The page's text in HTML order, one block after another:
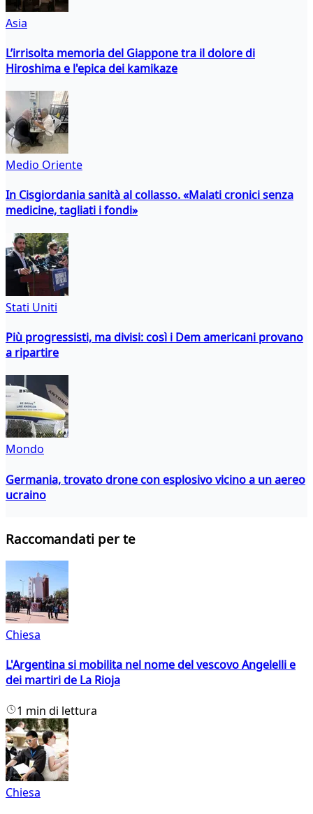
Asia
L’irrisolta memoria del Giappone tra il dolore di
Hiroshima e l'epica dei kamikaze
Medio Oriente
In Cisgiordania sanità al collasso. «Malati cronici senza
medicine, tagliati i fondi»
Stati Uniti
Più progressisti, ma divisi: così i Dem americani provano
a ripartire
Mondo
Germania, trovato drone con esplosivo vicino a un aereo
ucraino
Raccomandati per te
Chiesa
L'Argentina si mobilita nel nome del vescovo Angelelli e
dei martiri de La Rioja
1 min di lettura
Chiesa